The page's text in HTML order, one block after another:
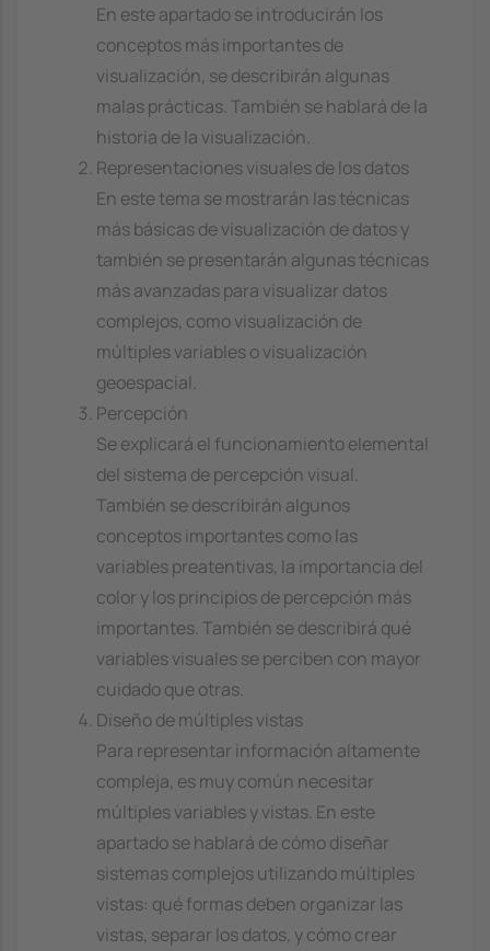
En este apartado se introducirán los
conceptos más importantes de
visualización, se describirán algunas
malas prácticas. También se hablará de la
historia de la visualización.
Representaciones visuales de los datos
En este tema se mostrarán las técnicas
más básicas de visualización de datos y
también se presentarán algunas técnicas
más avanzadas para visualizar datos
complejos, como visualización de
múltiples variables o visualización
geoespacial.
Percepción
Se explicará el funcionamiento elemental
del sistema de percepción visual.
También se describirán algunos
conceptos importantes como las
variables preatentivas, la importancia del
color y los principios de percepción más
importantes. También se describirá qué
variables visuales se perciben con mayor
cuidado que otras.
Diseño de múltiples vistas
Para representar información altamente
compleja, es muy común necesitar
múltiples variables y vistas. En este
apartado se hablará de cómo diseñar
sistemas complejos utilizando múltiples
vistas: qué formas deben organizar las
vistas, separar los datos, y cómo crear